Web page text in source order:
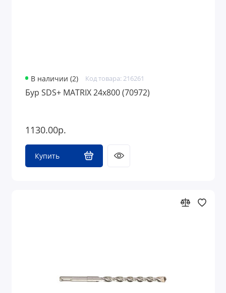
В наличии (2) Код товара: 216261
Бур SDS+ MATRIX 24х800 (70972)
1130.00р.
Купить